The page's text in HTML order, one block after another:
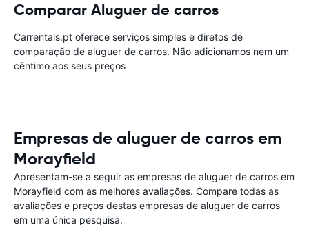
Comparar Aluguer de carros
Carrentals.pt oferece serviços simples e diretos de
comparação de aluguer de carros. Não adicionamos nem um
cêntimo aos seus preços
Empresas de aluguer de carros em
Morayfield
Apresentam-se a seguir as empresas de aluguer de carros em
Morayfield com as melhores avaliações. Compare todas as
avaliações e preços destas empresas de aluguer de carros
em uma única pesquisa.